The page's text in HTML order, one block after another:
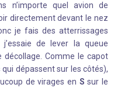
n’importe quel avion de
directement devant le nez
je fais des atterrissages
de lever la queue
Comme le capot
dépassent sur les côtés),
de virages en S sur le